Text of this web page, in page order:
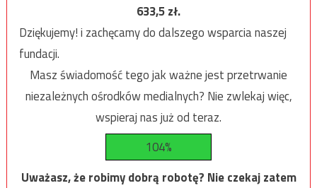
633,5zł.
Dziękujemy! i zachęcamy do dalszego wsparcia naszej
fundacji.
Masz świadomość tego jak ważne jest przetrwanie
niezależnych ośrodków medialnych? Nie zwlekaj więc,
wspieraj nas już od teraz.
104%
Uważasz, że robimy dobrą robotę? Nie czekaj zatem